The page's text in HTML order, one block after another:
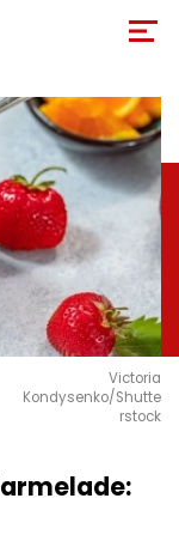
Victoria
Kondysenko/Shutte
rstock